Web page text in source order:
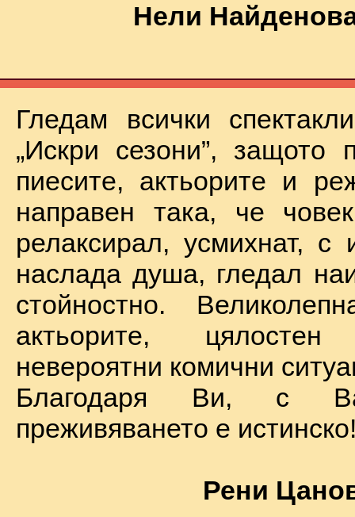
Нели
Гледам всички
„Искри сезони”, защото
пиесите, актьорите и
направен така, че
релаксирал, усмихнат, с
наслада душа, гледал
стойностно.
актьорите, цялостен
невероятни комични
Благодаря Ви, с
преживяването е
Рени